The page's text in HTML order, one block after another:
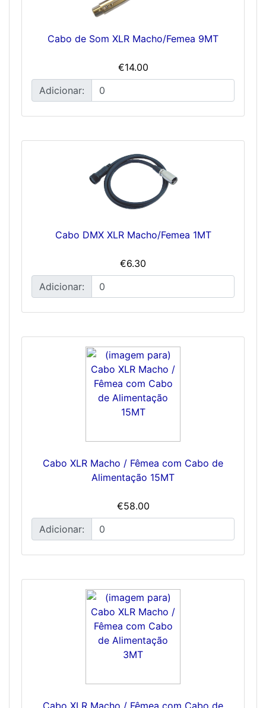
Cabo de Som XLR Macho/Femea 9MT
€14.00
Adicionar:
Cabo DMX XLR Macho/Femea 1MT
€6.30
Adicionar:
Cabo XLR Macho / Fêmea com Cabo de
Alimentação 15MT
€58.00
Adicionar: